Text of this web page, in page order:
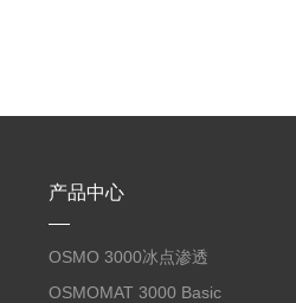
产品中心
OSMO 3000冰点渗透
压仪
OSMOMAT 3000 Basic